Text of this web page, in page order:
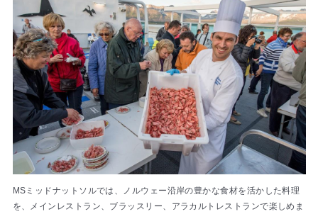
MSミッドナットソルでは、ノルウェー沿岸の豊かな食材を活かした料理
を、メインレストラン、ブラッスリー、アラカルトレストランで楽しめま